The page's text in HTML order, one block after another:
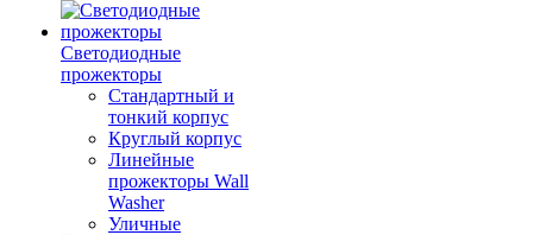
Светодиодные
прожекторы
Стандартный и
тонкий корпус
Круглый корпус
Линейные
прожекторы Wall
Washer
Уличные